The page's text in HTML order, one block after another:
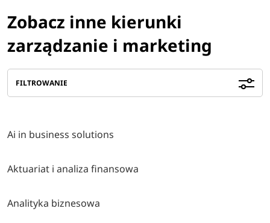
Zobacz inne kierunki
zarządzanie i marketing
FILTROWANIE
Ai in business solutions
Aktuariat i analiza finansowa
Analityka biznesowa